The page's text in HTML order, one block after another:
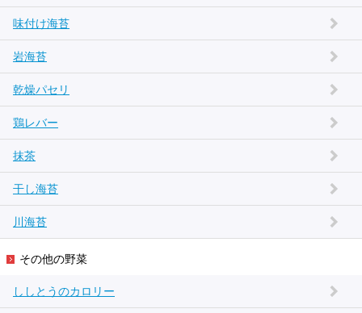
味付け海苔
岩海苔
乾燥パセリ
鶏レバー
抹茶
干し海苔
川海苔
その他の野菜
ししとうのカロリー